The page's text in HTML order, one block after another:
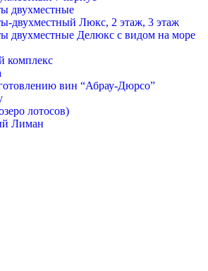
двухместные
двухместный Люкс, 2 этаж, 3 этаж
двухместные Делюкс с видом на море
комплекс
вин “Абрау-Дюрсо”
лотосов)
Лиман